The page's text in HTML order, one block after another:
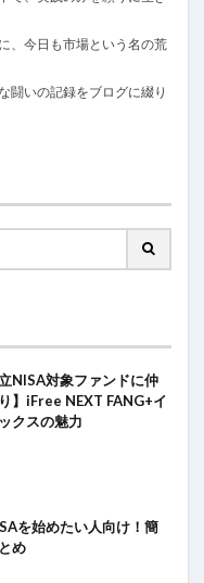
、今日も市場という名の荒
闘いの記録をブログに綴り
立NISA対象ファンドに仲
】iFree NEXT FANG+イ
クスの魅力
を始めたい人向け！簡
め